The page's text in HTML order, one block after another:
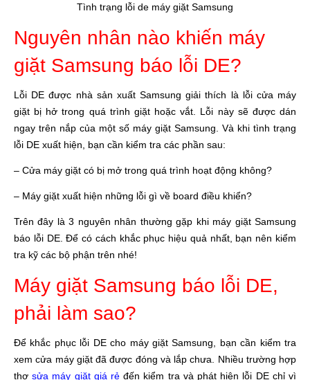
Tình trạng lỗi de máy giặt Samsung
Nguyên nhân nào khiến máy
giặt Samsung báo lỗi DE?
Lỗi DE được nhà sản xuất Samsung giải thích là lỗi cửa máy
giặt bị hở trong quá trình giặt hoặc vắt. Lỗi này sẽ được dán
ngay trên nắp của một số máy giặt Samsung. Và khi tình trạng
lỗi DE xuất hiện, bạn cần kiểm tra các phần sau:
– Cửa máy giặt có bị mở trong quá trình hoạt động không?
– Máy giặt xuất hiện những lỗi gì về board điều khiển?
Trên đây là 3 nguyên nhân thường gặp khi máy giặt Samsung
báo lỗi DE. Để có cách khắc phục hiệu quả nhất, bạn nên kiểm
tra kỹ các bộ phận trên nhé!
Máy giặt Samsung báo lỗi DE,
phải làm sao?
Để khắc phục lỗi DE cho máy giặt Samsung, bạn cần kiểm tra
xem cửa máy giặt đã được đóng và lắp chưa. Nhiều trường hợp
thợsửa máy giặt giá rẻ đến kiểm tra và phát hiện lỗi DE chỉ vì